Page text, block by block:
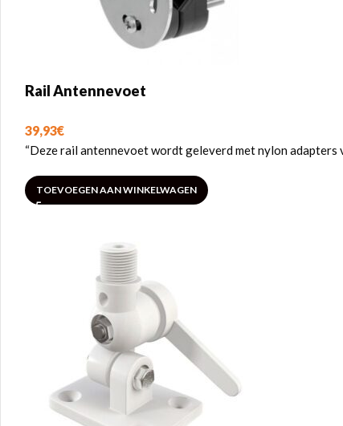
Rail Antennevoet
39,93€
“Deze rail antennevoet wordt geleverd met nylon adapters
TOEVOEGEN AAN WINKELWAGEN